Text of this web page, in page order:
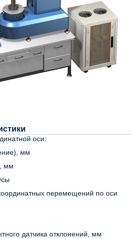
оси:
мм
мм
перемещений по оси
датчика отклонений, мм